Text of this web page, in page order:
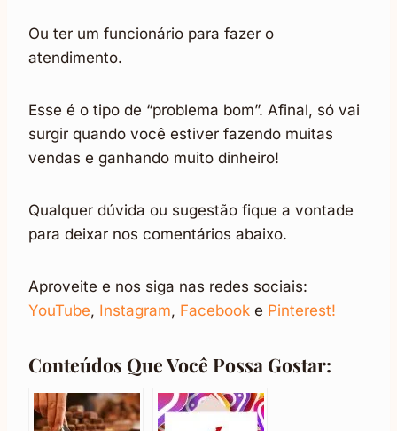
Ou ter um funcionário para fazer o
atendimento.
Esse é o tipo de “problema bom”. Afinal, só vai
surgir quando você estiver fazendo muitas
vendas e ganhando muito dinheiro!
Qualquer dúvida ou sugestão fique a vontade
para deixar nos comentários abaixo.
Aproveite e nos siga nas redes sociais:
YouTube, Instagram, Facebook e Pinterest!
Conteúdos Que Você Possa Gostar: